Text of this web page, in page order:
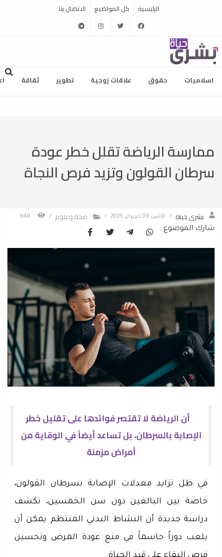
الرئيسية كل المواضيع الاتصال بنا
facebook
twitter
instagram
telegram
اسلاميات حقوق علاقات زوجية تطوير ثقافة
ممارسة الرياضة تقلل خطر عودة
سرطان القولون وتزيد فرص النجاة
بشرى حياة / الأثنين 09 حزيران 2025 / صحة وعلوم /
شارك الموضوع :
أن الرياضة لا تقتصر فوائدها على تقليل خطر
الإصابة بالسرطان، بل تساعد أيضاً في الوقاية من
أمراض مزمنة
في ظل تزايد معدلات الإصابة بسرطان القولون،
خاصة بين البالغين دون سن الخمسين، تكشف
دراسة جديدة أن النشاط البدني المنتظم يمكن أن
يلعب دوراً حاسماً في منع عودة المرض وتحسين